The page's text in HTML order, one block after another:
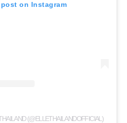
on Instagram
(@ELLETHAILANDOFFICIAL)